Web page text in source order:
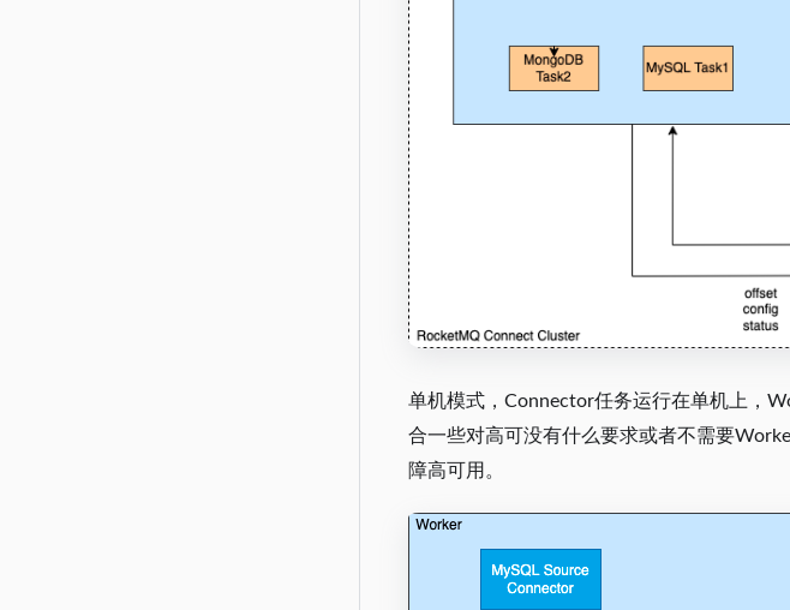
单机模式，Connector任务运行在单机上，
合一些对高可没有什么要求或者不需要
障高可用。